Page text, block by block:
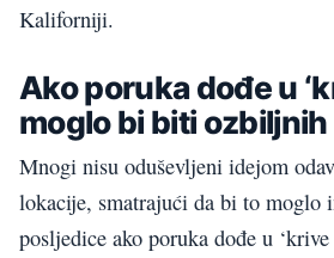
Kaliforniji.
Ako poruka dođe u
moglo bi biti
Mnogi nisu oduševljeni idejom
lokacije, smatrajući da bi to moglo
posljedice ako poruka dođe u